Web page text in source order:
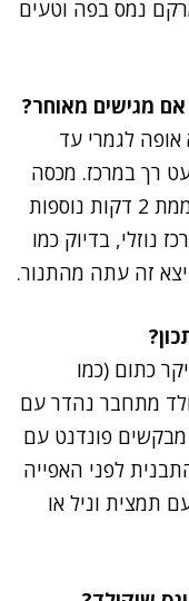
נמס בפה וטעים
לגמרי עד
רך במרכז. מכסה
במגבת, וכשמגיע רגע ההגשה – מחממת 2 דקות נוספות
נוזלי, בדיוק כמו
זה עתה מהתנור.
כתום (כמו
מתחבר נהדר עם
פונדנט עם
לפני האפייה
תמצית וניל או